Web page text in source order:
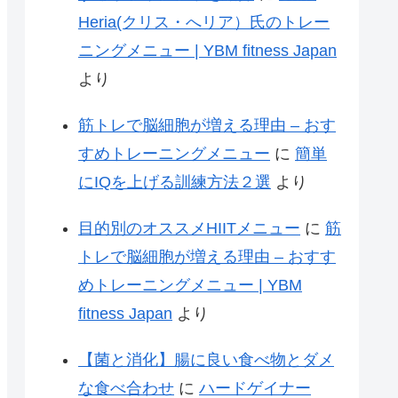
Heria(クリス・へリア）氏のトレー
ニングメニュー | YBM fitness Japan
より
筋トレで脳細胞が増える理由 – おす
すめトレーニングメニュー に 簡単
にIQを上げる訓練方法２選 より
目的別のオススメHIITメニュー に 筋
トレで脳細胞が増える理由 – おすす
めトレーニングメニュー | YBM
fitness Japan より
【菌と消化】腸に良い食べ物とダメ
な食べ合わせ に ハードゲイナー